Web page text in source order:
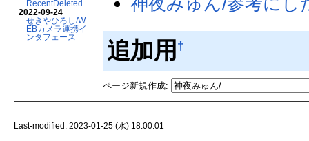
RecentDeleted
2022-09-24
せきやひろし/W
EBカメラ連携イ
ンタフェース
追加用 †
ページ新規作成:
Last-modified: 2023-01-25 (水) 18:00:01